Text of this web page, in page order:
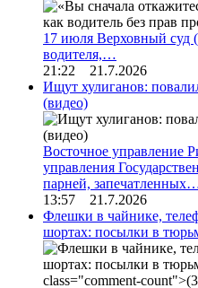
17 июля Верховный суд
водителя,…
21:22 21.7.2026
Ищут хулиганов:
(видео)
Восточное управление
управления
парней,
13:57 21.7.2026
Флешки в чайнике,
шортах: посылки в